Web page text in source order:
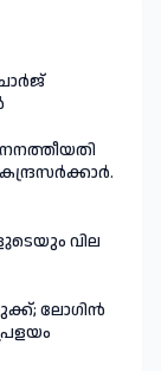
വില
ലോഗിന്‍